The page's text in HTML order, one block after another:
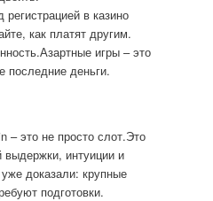
в казино
как платят другим.
игры – это
последние деньги.
– это не просто слот.Это
интуиции и
доказали: крупные
подготовки.